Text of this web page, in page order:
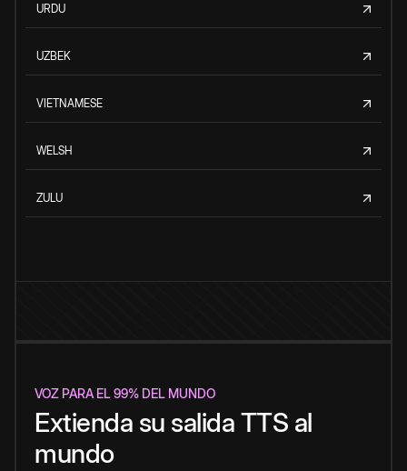
URDU
UZBEK
VIETNAMESE
WELSH
ZULU
VOZ PARA EL 99% DEL MUNDO
Extienda su salida TTS al
mundo